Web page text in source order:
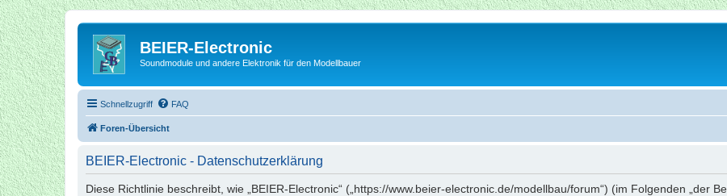
BEIER-Electronic
Soundmodule und andere Elektronik für den Modellbauer
Schnellzugriff FAQ
Foren-Übersicht
BEIER-Electronic - Datenschutzerklärung
Diese Richtlinie beschreibt, wie „BEIER-Electronic“ („https://www.beier-electronic.de/modellbau/forum“) (im Folgenden „der